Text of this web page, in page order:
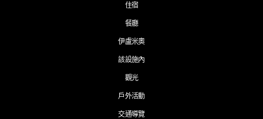
住宿
餐廳
伊盧米奧
該設施內
觀光
戶外活動
交通導覽